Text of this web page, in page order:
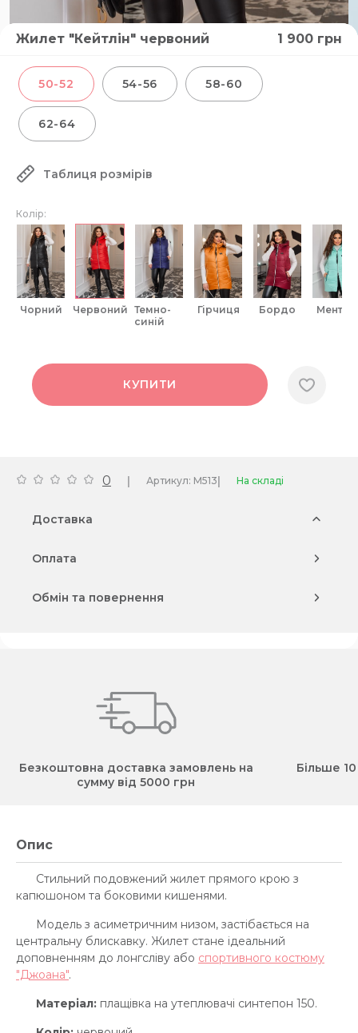
Жилет "Кейтлін" червоний 1 900 грн
50-52 54-56 58-60
62-64
Таблиця розмірів
Колір:
чорний червоний темно-
синій
гірчиця бордо ментол
КУПИТИ
0 | Артикул: M513| На складі
Доставка
Оплата
Обмін та повернення
Безкоштовна доставка замовлень на
сумму від 5000 грн
Більше
Опис
Стильний подовжений жилет прямого крою з
капюшоном та боковими кишенями.
Модель з асиметричним низом, застібається на
центральну блискавку. Жилет стане ідеальний
доповненням до лонгсліву або спортивного костюму
"Джоана".
Матеріал: плащівка на утеплювачі синтепон 150.